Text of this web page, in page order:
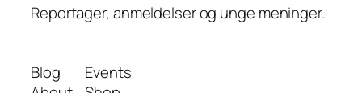
Reportager, anmeldelser og unge meninger.
Blog
Events